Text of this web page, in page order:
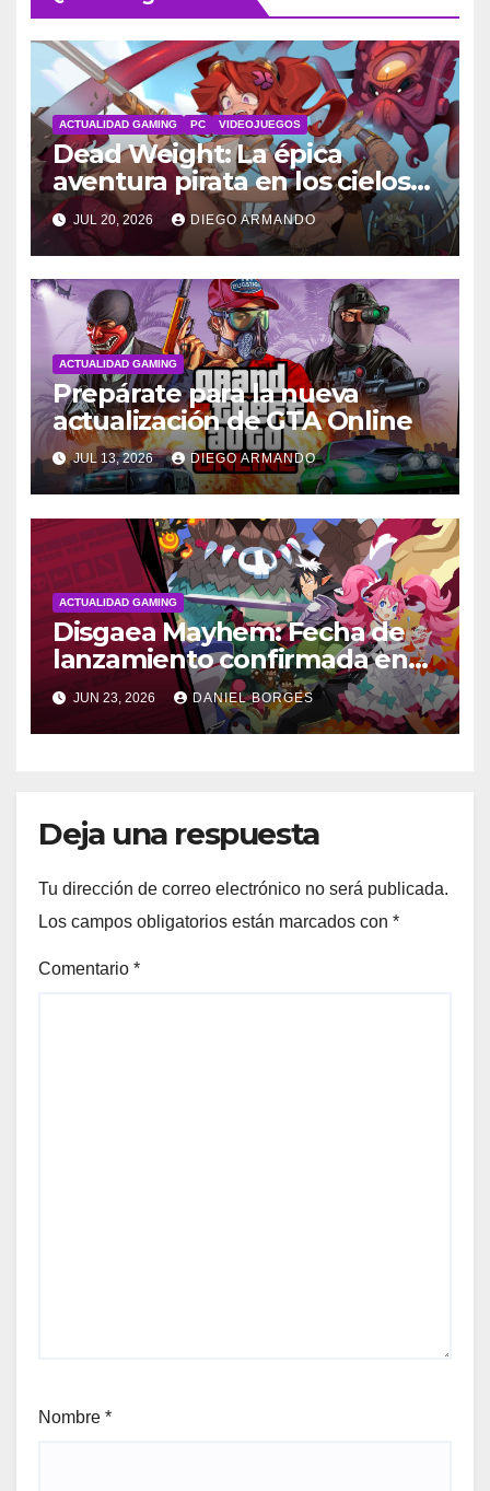
ACTUALIDAD GAMING PC VIDEOJUEGOS
Dead Weight: La épica
aventura pirata en los cielos
steampunk
JUL 20, 2026 DIEGO ARMANDO
ACTUALIDAD GAMING
Prepárate para la nueva
actualización de GTA Online
JUL 13, 2026 DIEGO ARMANDO
ACTUALIDAD GAMING
Disgaea Mayhem: Fecha de
lanzamiento confirmada en
Occidente
JUN 23, 2026 DANIEL BORGES
Deja una respuesta
Tu dirección de correo electrónico no será publicada.
Los campos obligatorios están marcados con *
Comentario *
Nombre *